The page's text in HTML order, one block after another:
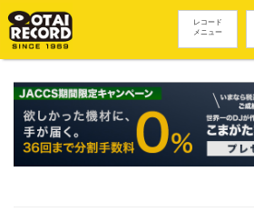
レコード
メニュー